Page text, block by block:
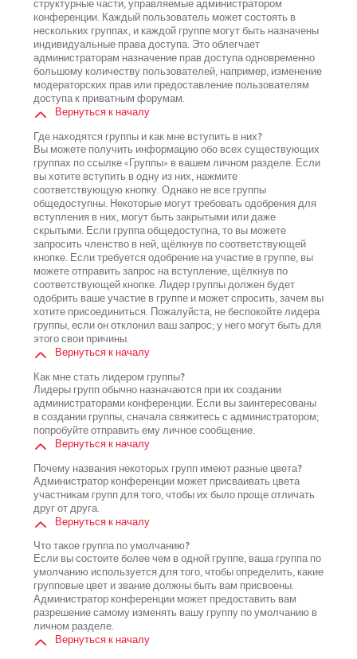
структурные части, управляемые администратором
конференции. Каждый пользователь может состоять в
нескольких группах, и каждой группе могут быть назначены
индивидуальные права доступа. Это облегчает
администраторам назначение прав доступа одновременно
большому количеству пользователей, например, изменение
модераторских прав или предоставление пользователям
доступа к приватным форумам.
Вернуться к началу
Где находятся группы и как мне вступить в них?
Вы можете получить информацию обо всех существующих
группах по ссылке «Группы» в вашем личном разделе. Если
вы хотите вступить в одну из них, нажмите
соответствующую кнопку. Однако не все группы
общедоступны. Некоторые могут требовать одобрения для
вступления в них, могут быть закрытыми или даже
скрытыми. Если группа общедоступна, то вы можете
запросить членство в ней, щёлкнув по соответствующей
кнопке. Если требуется одобрение на участие в группе, вы
можете отправить запрос на вступление, щёлкнув по
соответствующей кнопке. Лидер группы должен будет
одобрить ваше участие в группе и может спросить, зачем вы
хотите присоединиться. Пожалуйста, не беспокойте лидера
группы, если он отклонил ваш запрос; у него могут быть для
этого свои причины.
Вернуться к началу
Как мне стать лидером группы?
Лидеры групп обычно назначаются при их создании
администраторами конференции. Если вы заинтересованы
в создании группы, сначала свяжитесь с администратором;
попробуйте отправить ему личное сообщение.
Вернуться к началу
Почему названия некоторых групп имеют разные цвета?
Администратор конференции может присваивать цвета
участникам групп для того, чтобы их было проще отличать
друг от друга.
Вернуться к началу
Что такое группа по умолчанию?
Если вы состоите более чем в одной группе, ваша группа по
умолчанию используется для того, чтобы определить, какие
групповые цвет и звание должны быть вам присвоены.
Администратор конференции может предоставить вам
разрешение самому изменять вашу группу по умолчанию в
личном разделе.
Вернуться к началу